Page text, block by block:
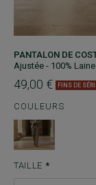
PANTALON DE
Ajustée - 100%
49,00 € FINS DE
COULEURS
TAILLE